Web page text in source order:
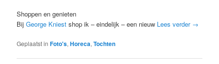
Shoppen en genieten
BijGeorge Kniest shop ik – eindelijk – een nieuw Lees verder →
Geplaatst in Foto's,Horeca,Tochten